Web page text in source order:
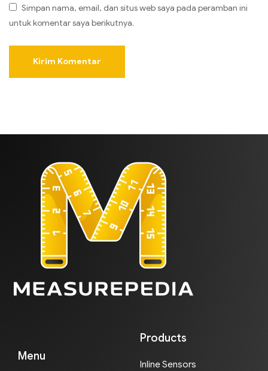
Simpan nama, email, dan situs web saya pada peramban ini
untuk komentar saya berikutnya.
Menu
Products
Inline Sensors